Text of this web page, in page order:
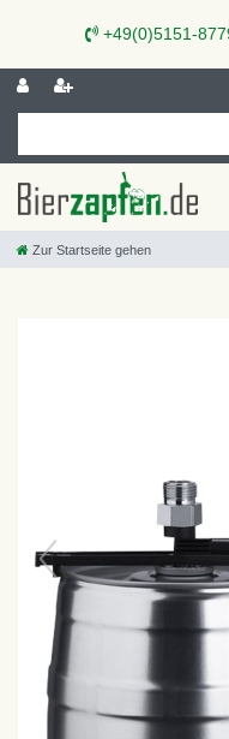
+49(0)5151-
Zur Startseite gehen